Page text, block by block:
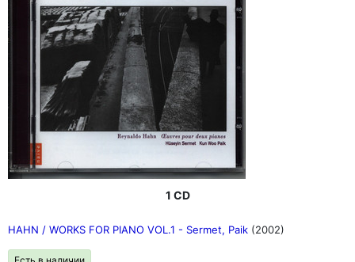
1 CD
HAHN / WORKS FOR PIANO VOL.1 - Sermet, Paik (2002)